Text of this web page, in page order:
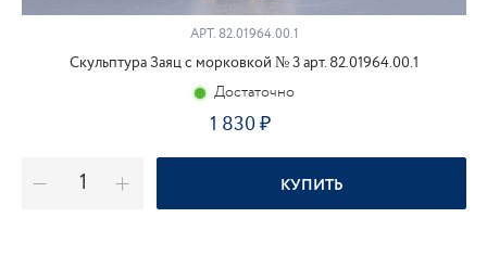
АРТ.82.01964.00.1
Скульптура Заяц с морковкой № 3 арт. 82.01964.00.1
Достаточно
1 830
КУПИТЬ